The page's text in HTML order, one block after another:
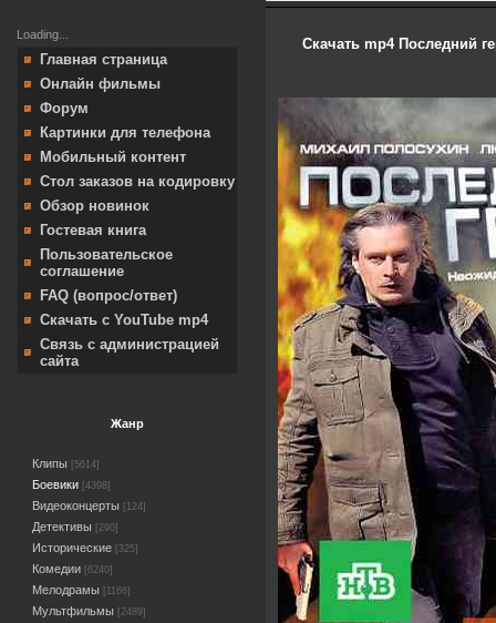
Loading...
Главная страница
Онлайн фильмы
Форум
Картинки для телефона
Мобильный контент
Стол заказов на кодировку
Обзор новинок
Гостевая книга
Пользовательское
соглашение
FAQ (вопрос/ответ)
Скачать с YouTube mp4
Связь с администрацией
сайта
Жанр
Клипы [5614]
Боевики [4398]
Видеоконцерты [124]
Детективы [290]
Исторические [325]
Комедии [6240]
Мелодрамы [1166]
Мультфильмы [2489]
Скачать mp4 Последний